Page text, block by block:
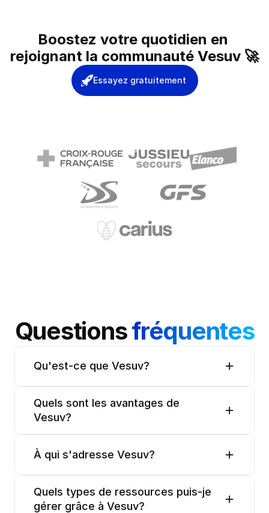
Boostez votre quotidien en
rejoignant la communauté Vesuv 🚀
Essayez gratuitement
Questions fréquentes
Qu'est-ce que Vesuv?
Quels sont les avantages de
Vesuv?
À qui s'adresse Vesuv?
Quels types de ressources puis-je
gérer grâce à Vesuv?